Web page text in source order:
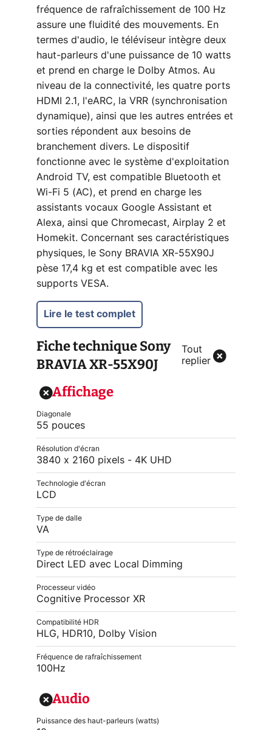
fréquence de rafraîchissement de 100 Hz
assure une fluidité des mouvements. En
termes d'audio, le téléviseur intègre deux
haut-parleurs d'une puissance de 10 watts
et prend en charge le Dolby Atmos. Au
niveau de la connectivité, les quatre ports
HDMI 2.1, l'eARC, la VRR (synchronisation
dynamique), ainsi que les autres entrées et
sorties répondent aux besoins de
branchement divers. Le dispositif
fonctionne avec le système d'exploitation
Android TV, est compatible Bluetooth et
Wi-Fi 5 (AC), et prend en charge les
assistants vocaux Google Assistant et
Alexa, ainsi que Chromecast, Airplay 2 et
Homekit. Concernant ses caractéristiques
physiques, le Sony BRAVIA XR-55X90J
pèse 17,4 kg et est compatible avec les
supports VESA.
Lire le test complet
Fiche techniqueSony
BRAVIA XR-55X90J
Tout
replier
Affichage
Diagonale
55 pouces
Résolution d'écran
3840 x 2160 pixels - 4K UHD
Technologie d'écran
LCD
Type de dalle
VA
Type de rétroéclairage
Direct LED avec Local Dimming
Processeur vidéo
Cognitive Processor XR
Compatibilité HDR
HLG, HDR10, Dolby Vision
Fréquence de rafraîchissement
100Hz
Audio
Puissance des haut-parleurs (watts)